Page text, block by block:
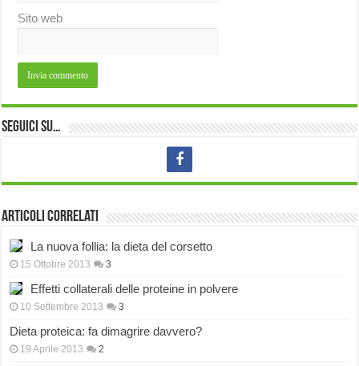
Sito web
Seguici su…
Articoli correlati
La nuova follia: la dieta del corsetto
15 Ottobre 2013 3
Effetti collaterali delle proteine in polvere
10 Settembre 2013 3
Dieta proteica: fa dimagrire davvero?
19 Aprile 2013 2